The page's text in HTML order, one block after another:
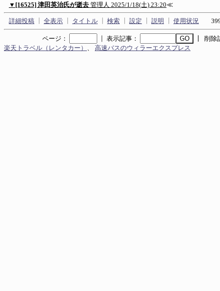
▼ [16525] 津田英治氏が逝去 管理人 2025/1/18(土) 23:20≪
詳細投稿 全表示 タイトル 検索 設定 説明 使用状況
ページ： ｜ 表示記事：
┃ 削除
楽天トラベル（レンタカー）
高速バスのウィラーエクスプレス